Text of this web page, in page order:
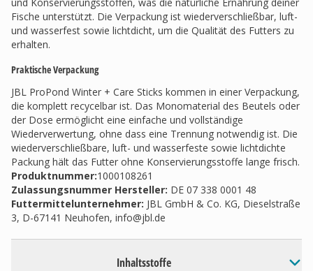
Fische unterstützt. Die Verpackung ist wiederverschließbar, luft-
und wasserfest sowie lichtdicht, um die Qualität des Futters zu
erhalten.
Praktische Verpackung
JBL ProPond Winter + Care Sticks kommen in einer Verpackung,
die komplett recycelbar ist. Das Monomaterial des Beutels oder
der Dose ermöglicht eine einfache und vollständige
Wiederverwertung, ohne dass eine Trennung notwendig ist. Die
wiederverschließbare, luft- und wasserfeste sowie lichtdichte
Packung hält das Futter ohne Konservierungsstoffe lange frisch.
Produktnummer:1000108261
Zulassungsnummer Hersteller: DE 07 338 0001 48
Futtermittelunternehmer: JBL GmbH & Co. KG, Dieselstraße
3, D-67141 Neuhofen, info@jbl.de
Inhaltsstoffe